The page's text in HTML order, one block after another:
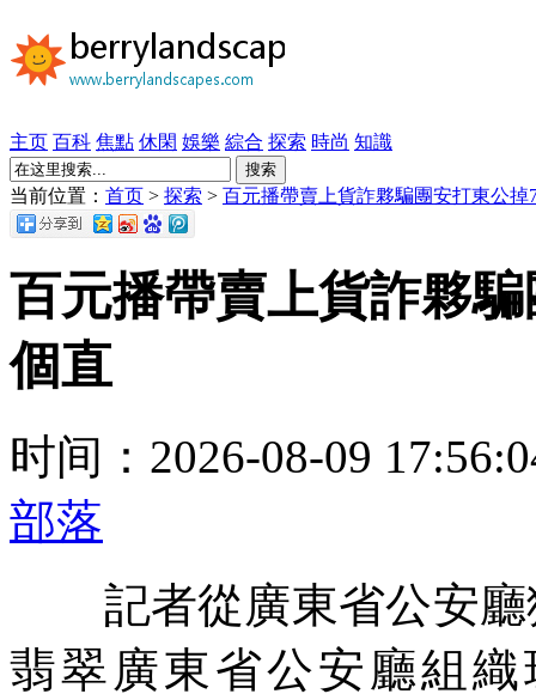
主页 百科 焦點 休閑 娛樂 綜合 探索 時尚 知識
搜索
当前位置： 首页 > 探索 > 百元播帶賣上貨詐夥騙團安打東公掉
百元播帶賣上貨詐夥
個直
时间：2026-08-09
部落
記者從廣東省公安廳
翡翠廣東省公安廳組